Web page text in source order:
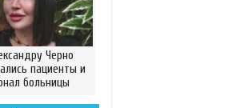
Черно
пациенты и
больницы